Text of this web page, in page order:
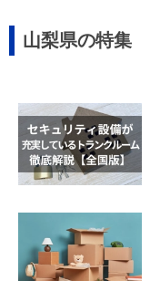
山梨県の特集